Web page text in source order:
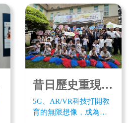
本展中與日本Web3.0公
司 HARTi 簽訂合作備忘
錄，雙方挾其AR及NFT
領先技術，共同發展NET
各項商業應用，為光時
代打開海外巿場商機。
昔日歷史重現當年 國家廣播文物館推5G 數位導覽APP
5G、AR/VR科技打開教
育的無限想像，成為民